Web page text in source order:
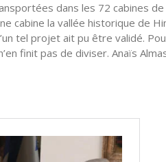
dans les 72 cabines
cabine la vallée historique de
tel projet ait pu être validé.
finit pas de diviser. Anaïs